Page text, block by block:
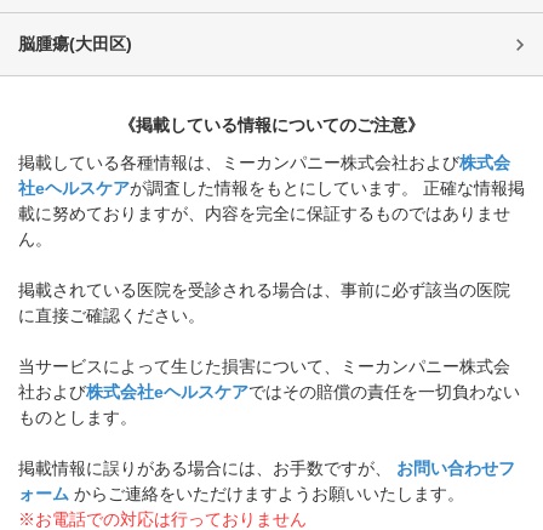
脳腫瘍(大田区)
《掲載している情報についてのご注意》
掲載している各種情報は、ミーカンパニー株式会社および株式会
社eヘルスケアが調査した情報をもとにしています。 正確な情報掲
載に努めておりますが、内容を完全に保証するものではありませ
ん。
掲載されている医院を受診される場合は、事前に必ず該当の医院
に直接ご確認ください。
当サービスによって生じた損害について、ミーカンパニー株式会
社および株式会社eヘルスケアではその賠償の責任を一切負わない
ものとします。
掲載情報に誤りがある場合には、お手数ですが、
お問い合わせフ
ォーム からご連絡をいただけますようお願いいたします。
※お電話での対応は行っておりません